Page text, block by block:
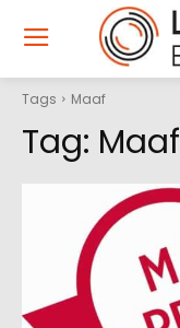
Tags Maaf
Tag: Maaf